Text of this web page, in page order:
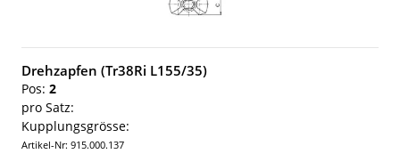
Drehzapfen (Tr38Ri L155/35)
Pos: 2
pro Satz:
Kupplungsgrösse:
Artikel-Nr: 915.000.137